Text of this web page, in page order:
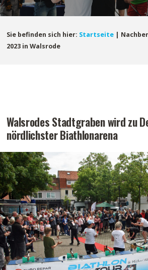
Sie befinden sich hier: Startseite |
2023 in Walsrode
Walsrodes Stadtgraben wird zu
nördlichster Biathlonarena